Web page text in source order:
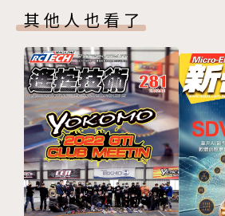
其他人也看了